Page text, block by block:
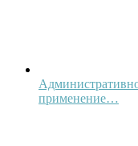
применение…